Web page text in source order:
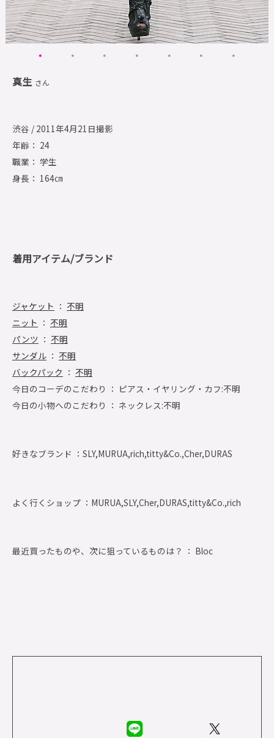
真生 さん
渋谷 / 2011年4月21日撮影
年齢： 24
職業： 学生
身長： 164㎝
着用アイテム/ブランド
ジャケット ： 不明
ニット ： 不明
パンツ ： 不明
サンダル ： 不明
バックパック ： 不明
今日のコーデのこだわり ： ピアス・イヤリング・カフ:不明
今日の小物へのこだわり ： ネックレス:不明
好きなブランド ： SLY,MURUA,rich,titty&Co.,Cher,DURAS
よく行くショップ ： MURUA,SLY,Cher,DURAS,titty&Co.,rich
最近買ったものや、次に狙っているものは？ ： Bloc